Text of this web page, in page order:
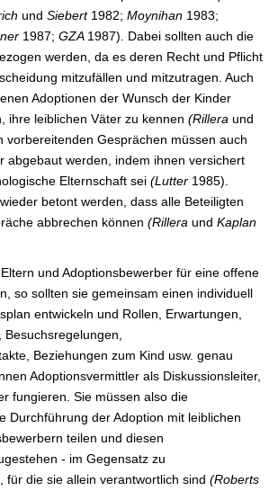
und Siebert 1982; Moynihan 1983;
1987; GZA 1987). Dabei sollten auch die
werden, da es deren Recht und Pflicht
mitzufällen und mitzutragen. Auch
Adoptionen der Wunsch der Kinder
ihre leiblichen Väter zu kennen (Rillera und
vorbereitenden Gesprächen müssen auch
abgebaut werden, indem ihnen versichert
Elternschaft sei (Lutter 1985).
betont werden, dass alle Beteiligten
abbrechen können (Rillera und Kaplan
und Adoptionsbewerber für eine offene
so sollten sie gemeinsam einen individuell
entwickeln und Rollen, Erwartungen,
Beziehungen zum Kind usw. genau
Adoptionsvermittler als Diskussionsleiter,
fungieren. Sie müssen also die
Durchführung der Adoption mit leiblichen
teilen und diesen
- im Gegensatz zu
für die sie allein verantwortlich sind (Roberts